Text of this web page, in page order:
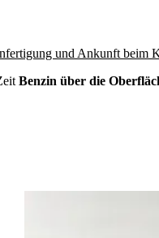
und Ankunft beim
Benzin über die